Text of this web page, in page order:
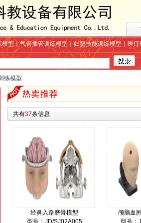
型｜气管插管训练模型｜妇婴技能训练模型｜医
练模型
共有37条信息
经鼻入路磨骨模型
型号：JD/SJ02A005
颅脑血
型号：